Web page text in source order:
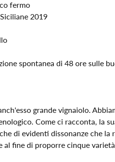
fermo
2019
spontanea di 48 ore sulle
grande vignaiolo.
Come ci racconta, la
di evidenti dissonanze che
fine di proporre cinque